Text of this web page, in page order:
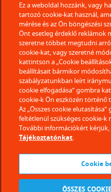
Ez a weboldal hozzánk, vagy
tartozó cookie-kat használ,
mérése és az Ön böngészési
Önt esetleg érdeklő reklámok
szeretne többet megtudni
cookie-kat, vagy szeretné
kattintson a „Cookie
beállításait bármikor
szabályzatunkban leírt
cookie elfogadása” gombra
cookie-k Ön eszközén történő
Az „Összes cookie
feltétlenül szükséges cookie-k
További információkért kérjük,
Tájékoztatónkat.
Cookie
ÖSSZES